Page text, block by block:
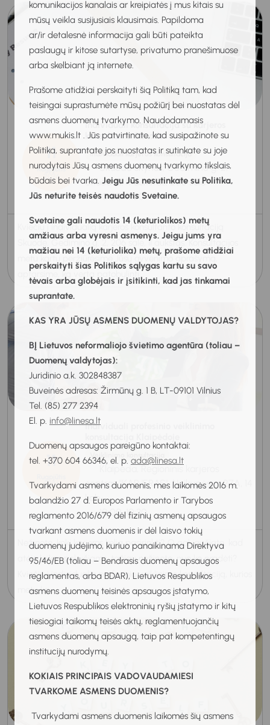
komunikacijos kanalais ar kreipiatės į mus kitais su
mūsų veikla susijusiais klausimais. Papildoma
ar/ir detalesnė informacija gali būti pateikta
paslaugų ir kitose sutartyse, privatumo pranešimuose
arba skelbiant ją internete.
Prašome atidžiai perskaityti šią Politiką tam, kad
teisingai suprastumėte mūsų požiūrį bei nuostatas dėl
asmens duomenų tvarkymo. Naudodamasis
www.mukis.lt . Jūs patvirtinate, kad susipažinote su
Politika, suprantate jos nuostatas ir sutinkate su joje
nurodytais Jūsų asmens duomenų tvarkymo tikslais,
būdais bei tvarka. Jeigu Jūs nesutinkate su Politika,
Jūs neturite teisės naudotis Svetaine.
Svetaine gali naudotis 14 (keturiolikos) metų
amžiaus arba vyresni asmenys. Jeigu jums yra
mažiau nei 14 (keturiolika) metų, prašome atidžiai
perskaityti šias Politikos sąlygas kartu su savo
tėvais arba globėjais ir įsitikinti, kad jas tinkamai
suprantate.
KAS YRA JŪSŲ ASMENS DUOMENŲ VALDYTOJAS?
BĮ Lietuvos neformaliojo švietimo agentūra (toliau –
Duomenų valdytojas):
Juridinio a.k. 302848387
Buveinės adresas: Žirmūnų g. 1 B, LT-09101 Vilnius
Tel. (85) 277 2394
El. p. info@linesa.lt
Duomenų apsaugos pareigūno kontaktai:
tel. +370 604 66346, el. p. ada@linesa.lt
Tvarkydami asmens duomenis, mes laikomės 2016 m.
balandžio 27 d. Europos Parlamento ir Tarybos
reglamento 2016/679 dėl fizinių asmenų apsaugos
tvarkant asmens duomenis ir dėl laisvo tokių
duomenų judėjimo, kuriuo panaikinama Direktyva
95/46/EB (toliau – Bendrasis duomenų apsaugos
reglamentas, arba BDAR), Lietuvos Respublikos
asmens duomenų teisinės apsaugos įstatymo,
Lietuvos Respublikos elektroninių ryšių įstatymo ir kitų
tiesiogiai taikomų teisės aktų, reglamentuojančių
asmens duomenų apsaugą, taip pat kompetentingų
institucijų nurodymų.
KOKIAIS PRINCIPAIS VADOVAUDAMIESI
TVARKOME ASMENS DUOMENIS?
Tvarkydami asmens duomenis laikomės šių asmens
11
Rugpjūtis
2026
Individuali konsultacija su karjeros
konsultante Skuode
Individuali karjeros konsultacija
Skuodo skyrius, Gedimino g. 2,
Skuodas, II aukštas, 206 salė
10:00-11:00
Kviečiu į individualią karjeros konsultanto konsultaciją
Skuode, Gedimino g. 2, 206 salė, II aukštas. Konsultacijos
metu kartu peržiūrėsime Jūsų gyvenimo aprašymą,
aptarsime, ką verta patobulinti...
11
2026
Individuali profesinio veiklinimo
Veiklinimo konsultacija
Klaipėda, Regioninis karjeros
centras "KARJERAS", Naikupės g. 27A, 14
kab.
10:00-10:30
Nežinote, kokį karjeros kelią pasirinkti? O gal jaučiate, kad
atėjo laikas pokyčiams, tačiau nežinote, nuo ko pradėti?
Kviečiu į individualią profesinio veiklinimo konsultaciją, kurios
metu ka...